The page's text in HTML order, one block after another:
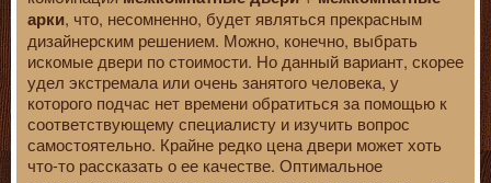
арки, что, несомненно, будет являться прекрасным
дизайнерским решением. Можно, конечно, выбрать
искомые двери по стоимости. Но данный вариант, скорее
удел экстремала или очень занятого человека, у
которого подчас нет времени обратиться за помощью к
соответствующему специалисту и изучить вопрос
самостоятельно. Крайне редко цена двери может хоть
что-то рассказать о ее качестве. Оптимальное